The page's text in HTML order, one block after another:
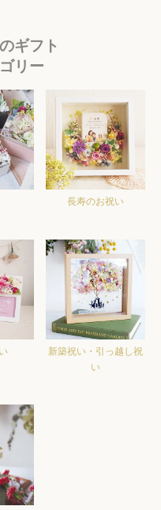
ギフト
リー
長寿のお祝い
新築祝い・引っ越し祝
い